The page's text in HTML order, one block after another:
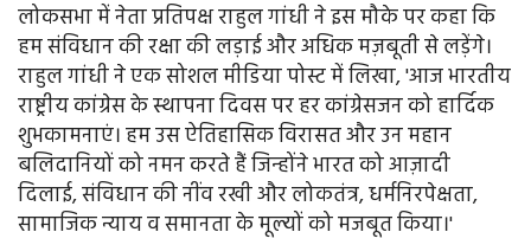
लोकसभा में नेता प्रतिपक्ष राहुल गांधी ने इस मौके पर कहा कि
हम संविधान की रक्षा की लड़ाई और अधिक मज़बूती से लड़ेंगे।
राहुल गांधी ने एक सोशल मीडिया पोस्ट में लिखा, 'आज भारतीय
राष्ट्रीय कांग्रेस के स्थापना दिवस पर हर कांग्रेसजन को हार्दिक
शुभकामनाएं। हम उस ऐतिहासिक विरासत और उन महान
बलिदानियों को नमन करते हैं जिन्होंने भारत को आज़ादी
दिलाई, संविधान की नींव रखी और लोकतंत्र, धर्मनिरपेक्षता,
सामाजिक न्याय व समानता के मूल्यों को मजबूत किया।'